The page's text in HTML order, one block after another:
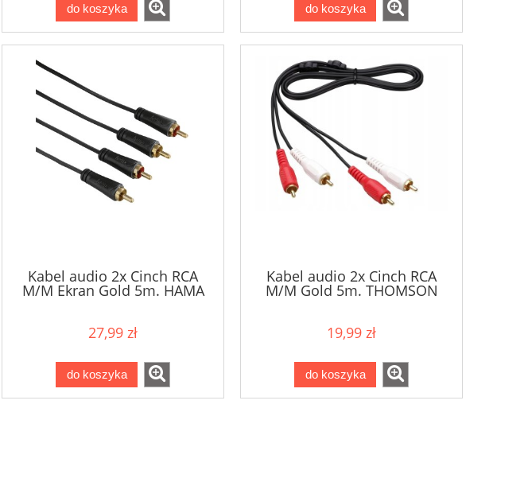
do koszyka do koszyka
Kabel audio 2x Cinch RCA
M/M Ekran Gold 5m. HAMA
27,99 zł
do koszyka
Kabel audio 2x Cinch RCA
M/M Gold 5m. THOMSON
19,99 zł
do koszyka